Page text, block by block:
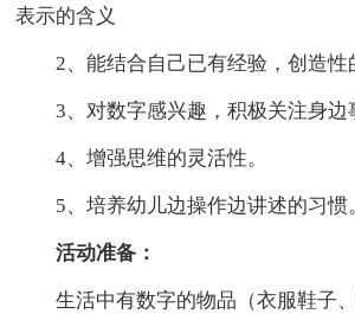
表示的含义
2、能结合自己已有经验，创造性
3、对数字感兴趣，积极关注身边
4、增强思维的灵活性。
5、培养幼儿边操作边讲述的习惯
活动准备：
生活中有数字的物品（衣服鞋子